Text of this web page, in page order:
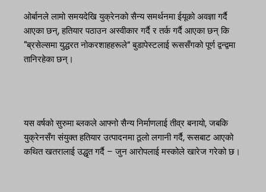
ओर्बानले लामो समयदेखि युक्रेनको सैन्य समर्थनमा ईयूको अवज्ञा गर्दै
आएका छन्, हतियार पठाउन अस्वीकार गर्दै र तर्क गर्दै आएका छन् कि
“ब्रसेल्समा युद्धरत नोकरशाहहरूले” बुडापेस्टलाई रूससँगको पूर्ण द्वन्द्वमा
तानिरहेका छन्।
यस वर्षको सुरुमा ब्लकले आफ्नो सैन्य निर्माणलाई तीव्र बनायो, जबकि
युक्रेनसँग संयुक्त हतियार उत्पादनमा ठूलो लगानी गर्दै, रूसबाट आएको
कथित खतरालाई उद्धृत गर्दै – जुन आरोपलाई मस्कोले खारेज गरेको छ।